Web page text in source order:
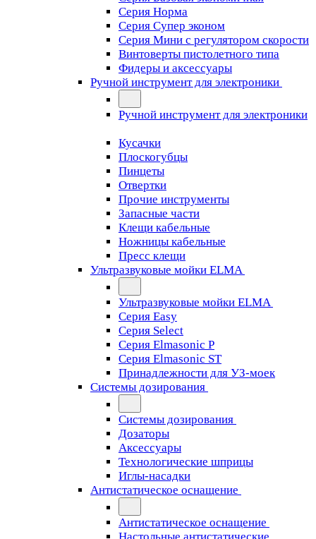
Серия Норма
Серия Cупер эконом
Серия Мини с регулятором скорости
Винтоверты пистолетного типа
Фидеры и аксессуары
Ручной инструмент для электроники
Ручной инструмент для электроники
Кусачки
Плоскогубцы
Пинцеты
Отвертки
Прочие инструменты
Запасные части
Клещи кабельные
Ножницы кабельные
Пресс клещи
Ультразвуковые мойки ELMA
Ультразвуковые мойки ELMA
Серия Easy
Серия Select
Серия Elmasonic P
Серия Elmasonic ST
Принадлежности для УЗ-моек
Системы дозирования
Системы дозирования
Дозаторы
Аксессуары
Технологические шприцы
Иглы-насадки
Антистатическое оснащение
Антистатическое оснащение
Настольные антистатические